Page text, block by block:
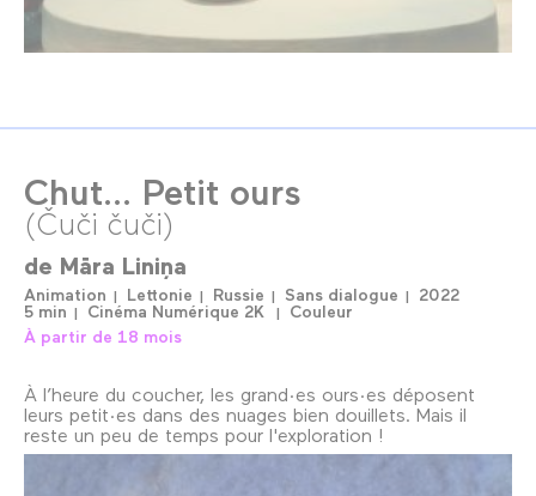
Chut... Petit ours
(Čuči čuči)
de Māra Liniņa
Animation Lettonie Russie Sans dialogue
2022
5 min
Cinéma Numérique 2K
Couleur
À partir de 18 mois
À l’heure du coucher, les grand·es ours·es déposent
leurs petit·es dans des nuages bien douillets. Mais il
reste un peu de temps pour l'exploration !